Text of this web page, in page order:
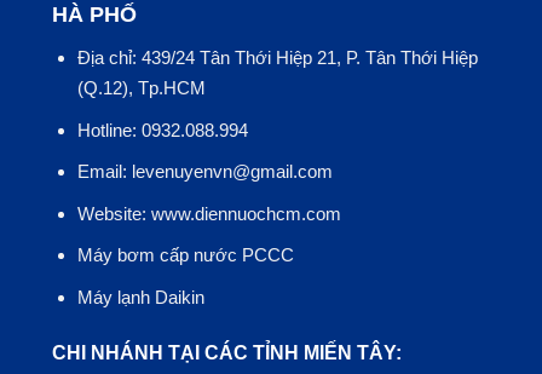
HÀ PHỐ
Địa chỉ: 439/24 Tân Thới Hiệp 21, P. Tân Thới Hiệp
(Q.12), Tp.HCM
Hotline: 0932.088.994
Email: levenuyenvn@gmail.com
Website: www.diennuochcm.com
Máy bơm cấp nước PCCC
Máy lạnh Daikin
CHI NHÁNH TẠI CÁC TỈNH MIẾN TÂY: